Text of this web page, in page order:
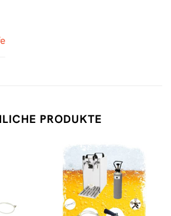
PRODUKTE